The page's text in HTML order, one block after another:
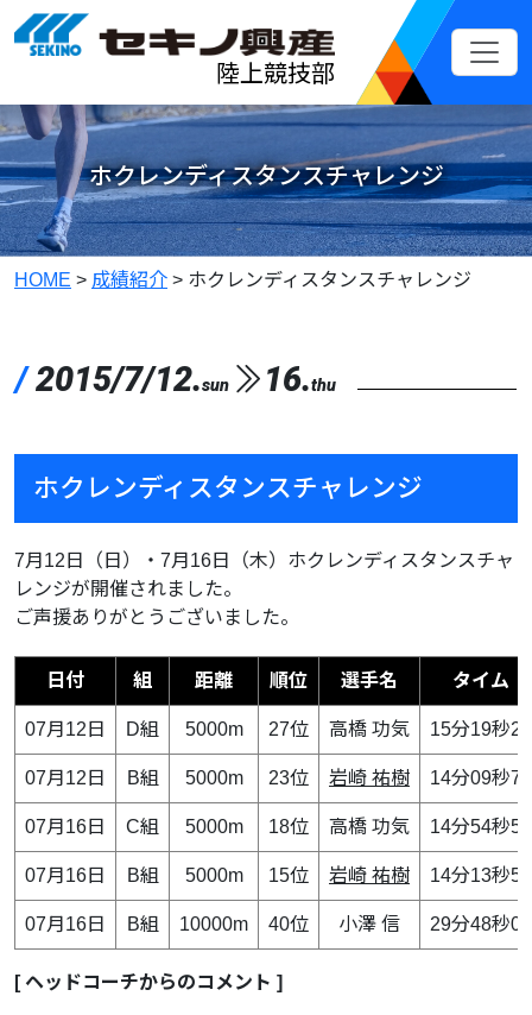
メインコンテンツへスキップ
陸上競技部
ホクレンディスタンスチャレンジ
HOME > 成績紹介 > ホクレンディスタンスチャレンジ
/2015/7/12.sun 16.thu
ホクレンディスタンスチャレンジ
7月12日（日）・7月16日（木）ホクレンディスタンスチャ
レンジが開催されました。
ご声援ありがとうございました。
日付 組 距離 順位 選手名 タイム
07月12日 D組 5000m 27位 高橋 功気 15分19秒27
07月12日 B組 5000m 23位 岩崎 祐樹 14分09秒73
07月16日 C組 5000m 18位 高橋 功気 14分54秒51
07月16日 B組 5000m 15位 岩崎 祐樹 14分13秒55
07月16日 B組 10000m 40位 小澤 信 29分48秒06
[ ヘッドコーチからのコメント ]